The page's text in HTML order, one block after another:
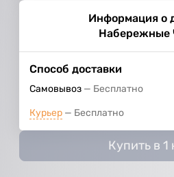
Информация о
Набережные
Способ доставки
Самовывоз Бесплатно
Курьер Бесплатно
Купить в 1